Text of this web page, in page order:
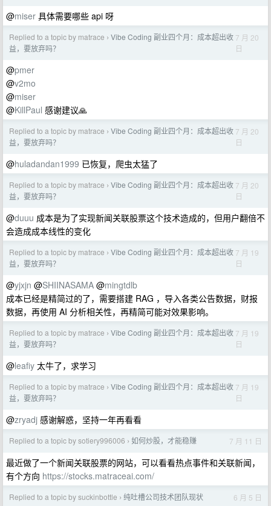
@miser 具体需要哪些 api 呀
Replied to a topic by matrace › Vibe Coding 副业四个月：成本超出收
益，要放弃吗？
7 月 20
日
@pmer
@v2mo
@miser
@KillPaul 感谢建议🙏
Replied to a topic by matrace › Vibe Coding 副业四个月：成本超出收
益，要放弃吗？
7 月 20
日
@huladandan1999 已恢复，爬虫太猛了
Replied to a topic by matrace › Vibe Coding 副业四个月：成本超出收
益，要放弃吗？
7 月 20
日
@duuu 成本是为了实现新闻关联股票这个技术造成的，但用户翻倍不
会造成成本线性的变化
Replied to a topic by matrace › Vibe Coding 副业四个月：成本超出收
益，要放弃吗？
7 月 19
日
@yjxjn @SHIINASAMA @mingtdlb
成本已经是精简过的了，需要搭建 RAG ，导入各类公告数据，财报
数据，再使用 AI 分析相关性，再精简可能对效果影响。
Replied to a topic by matrace › Vibe Coding 副业四个月：成本超出收
益，要放弃吗？
7 月 19
日
@leafiy 太牛了，求学习
Replied to a topic by matrace › Vibe Coding 副业四个月：成本超出收
益，要放弃吗？
7 月 19
日
@zryadj 感谢解惑，坚持一年再看看
Replied to a topic by sotiery996006 › 如何炒股，才能稳赚 7 月 11 日
最近做了一个新闻关联股票的网站，可以看看热点事件和关联新闻，
有个方向 https://stocks.matraceai.com/
Replied to a topic by suckinbottle › 纯吐槽公司技术团队现状 6 月 5 日